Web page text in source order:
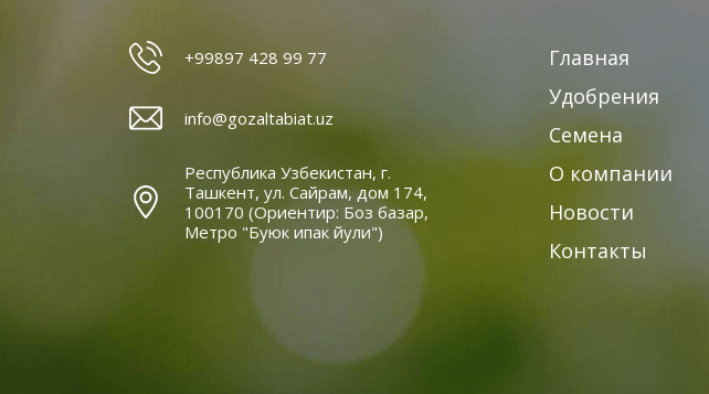
+99897 428 99 77
info@gozaltabiat.uz
Республика Узбекистан, г.
Ташкент, ул. Сайрам, дом 174,
100170 (Ориентир: Боз базар,
Метро "Буюк ипак йули")
Главная
Удобрения
Семена
О компании
Новости
Контакты